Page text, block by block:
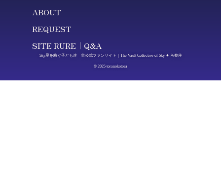
ABOUT
REQUEST
SITE RURE｜Q&A
Sky星を紡ぐ子ども達 非公式ファンサイト｜The Vault Collective of Sky ✦ 考察座
© 2025 toranokotora